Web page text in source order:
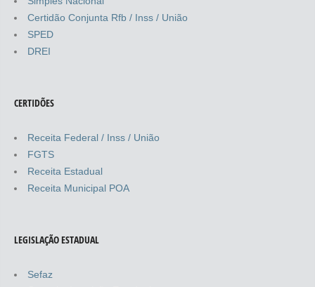
Certidão Conjunta Rfb / Inss / União
SPED
DREI
CERTIDÕES
Receita Federal / Inss / União
FGTS
Receita Estadual
Receita Municipal POA
LEGISLAÇÃO ESTADUAL
Sefaz